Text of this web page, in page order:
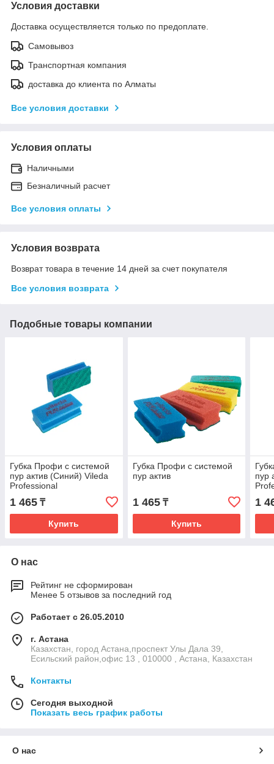
Условия доставки
Доставка осуществляется только по предоплате.
Самовывоз
Транспортная компания
доставка до клиента по Алматы
Все условия доставки
Условия оплаты
Наличными
Безналичный расчет
Все условия оплаты
Условия возврата
Возврат товара в течение 14 дней за счет покупателя
Все условия возврата
Подобные товары компании
Губка Профи с системой
пур актив (Синий) Vileda
Professional
1 465 ₸
Купить
Губка Профи с системой
пур актив
1 465₸
Купить
пур
1
О нас
Рейтинг не сформирован
Менее 5 отзывов за последний год
Работает с 26.05.2010
г. Астана
Казахстан, город Астана,проспект Улы Дала 39,
Есильский район,офис 13 , 010000 , Астана, Казахстан
Контакты
Сегодня выходной
Показать весь график работы
О нас